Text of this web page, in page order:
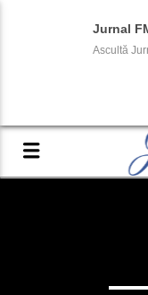
Jurnal
Ascultă